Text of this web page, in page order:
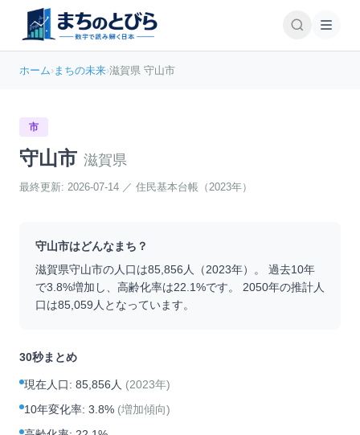
ホーム›まちの未来›滋賀県 守山市
市
守山市 滋賀県
最終更新: 2026-07-14 ／ 住民基本台帳（2023年）
守山市はどんなまち？
滋賀県守山市の人口は85,856 人（2023年）。 過去10年
で3.8%増加 し、高齢化率は22.1%です。 2050年の推計人
口は85,059 人となっています。
30秒まとめ
現在人口: 85,856人 (2023年)
10年変化率: 3.8% (増加傾向)